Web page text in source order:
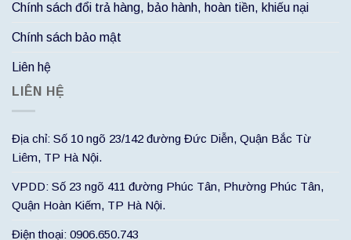
Chính sách đổi trả hàng, bảo hành, hoàn tiền, khiếu nại
Chính sách bảo mật
Liên hệ
LIÊN HỆ
Địa chỉ: Số 10 ngõ 23/142 đường Đức Diễn, Quận Bắc Từ
Liêm, TP Hà Nội.
VPDD: Số 23 ngõ 411 đường Phúc Tân, Phường Phúc Tân,
Quận Hoàn Kiếm, TP Hà Nội.
Điện thoại: 0906.650.743